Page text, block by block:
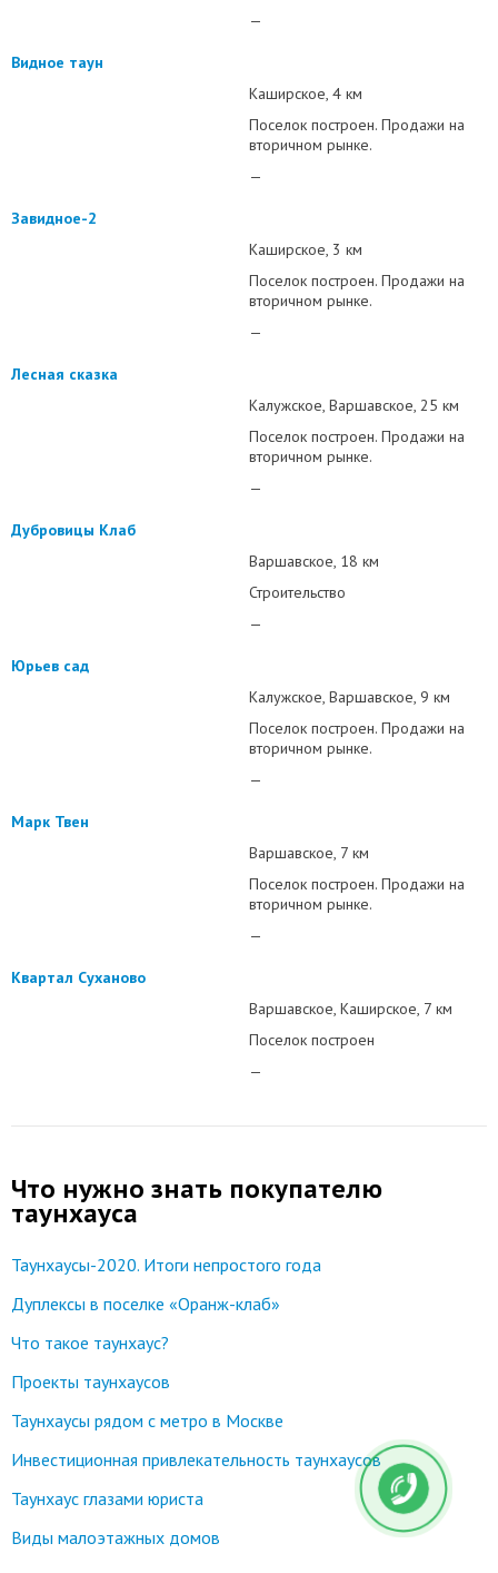
—
Видное таун
Каширское 4 км
Поселок построен. Продажи на
вторичном рынке.
—
Завидное-2
Каширское 3 км
Поселок построен. Продажи на
вторичном рынке.
—
Лесная сказка
Калужское Варшавское 25 км
Поселок построен. Продажи на
вторичном рынке.
—
Дубровицы Клаб
Варшавское 18 км
Строительство
—
Юрьев сад
Калужское Варшавское 9 км
Поселок построен. Продажи на
вторичном рынке.
—
Марк Твен
Варшавское 7 км
Поселок построен. Продажи на
вторичном рынке.
—
Квартал Суханово
Варшавское Каширское 7 км
Поселок построен
—
Что нужно знать покупателю
таунхауса
Таунхаусы-2020. Итоги непростого года
Дуплексы в поселке «Оранж-клаб»
Что такое таунхаус?
Проекты таунхаусов
Таунхаусы рядом с метро в Москве
Инвестиционная привлекательность таунхаусов
Таунхаус глазами юриста
Виды малоэтажных домов